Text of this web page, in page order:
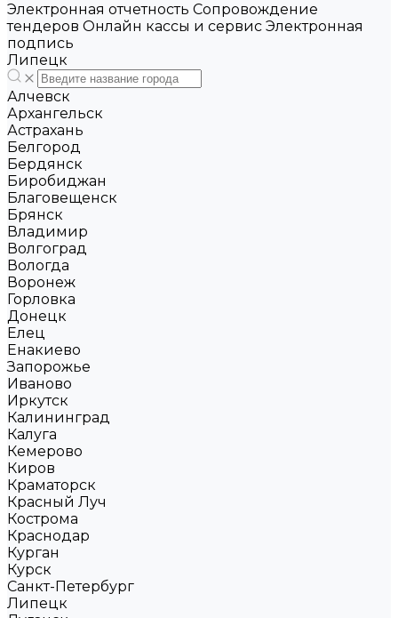
Электронная отчетность Сопровождение
тендеров Онлайн кассы и сервис Электронная
подпись
Липецк
Алчевск
Архангельск
Астрахань
Белгород
Бердянск
Биробиджан
Благовещенск
Брянск
Владимир
Волгоград
Вологда
Воронеж
Горловка
Донецк
Елец
Енакиево
Запорожье
Иваново
Иркутск
Калининград
Калуга
Кемерово
Киров
Краматорск
Красный Луч
Кострома
Краснодар
Курган
Курск
Санкт-Петербург
Липецк